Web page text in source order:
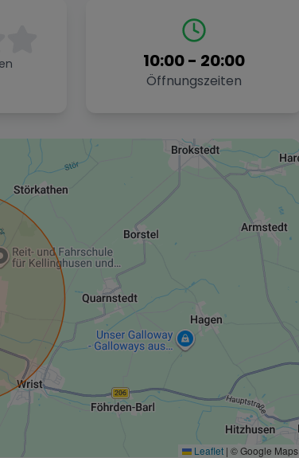
10:00- 20:00
Öffnungszeiten
Leaflet | © Google Maps